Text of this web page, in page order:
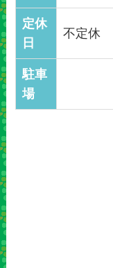
定休
日
不定休
駐車
場